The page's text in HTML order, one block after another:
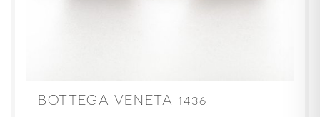
BOTTEGA VENETA 1436